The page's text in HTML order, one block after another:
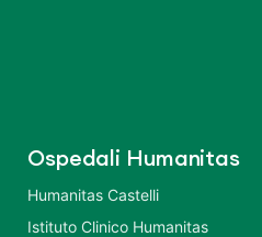
Ospedali Humanitas
Humanitas Castelli
Istituto Clinico Humanitas